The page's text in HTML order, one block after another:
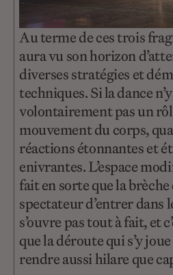
Au terme de ces trois
aura vu son horizon
diverses stratégies et
techniques. Si la dance
volontairement pas un
mouvement du corps,
réactions étonnantes et
enivrantes. L’espace
fait en sorte que la
spectateur d’entrer dans
s’ouvre pas tout à fait, et
que la déroute qui s’y
rendre aussi hilare que